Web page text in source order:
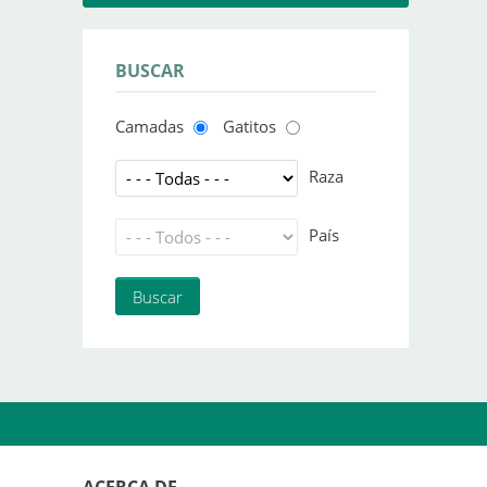
BUSCAR
Camadas Gatitos
Raza
País